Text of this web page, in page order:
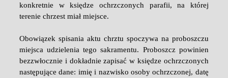
konkretnie w księdze ochrzczonych parafii, na której
terenie chrzest miał miejsce.
Obowiązek spisania aktu chrztu spoczywa na proboszczu
miejsca udzielenia tego sakramentu. Proboszcz powinien
bezzwłocznie i dokładnie zapisać w księdze ochrzczonych
następujące dane: imię i nazwisko osoby ochrzczonej, datę